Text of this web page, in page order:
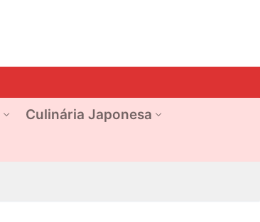
Culinária Japonesa